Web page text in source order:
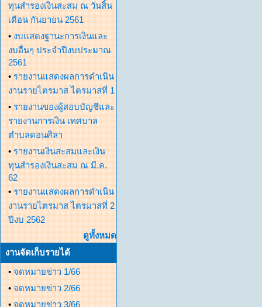
ทุนสำรองเงินสะสม ณ วันสิ้น
เดือน กันยายน 2561
• งบแสดงฐานะการเงินและ
งบอื่นๆ ประจำปีงบประมาณ
2561
• รายงานแสดงผลการดำเนิน
งานรายไตรมาส ไตรมาสที่ 1
• รายงานของผู้สอบบัญชีและ
รายงานการเงิน เทศบาล
ตำบลดอนศิลา
• รายงานเงินสะสมและเงิน
ทุนสำรองเงินสะสม ณ มี.ค.
62
• รายงานแสดงผลการดำเนิน
งานรายไตรมาส ไตรมาสที่ 2
ปีงบ 2562
ดูทั้งหมด
งานจัดเก็บรายได้
• จดหมายข่าว 1/66
• จดหมายข่าว 2/66
• จดหมายข่าว 3/66